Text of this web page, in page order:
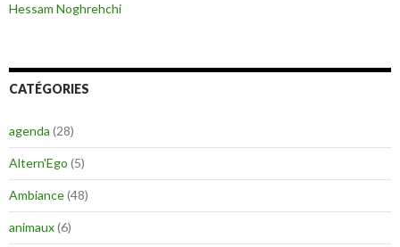
Hessam Noghrehchi
CATÉGORIES
agenda (28)
Altern'Ego (5)
Ambiance(48)
animaux(6)